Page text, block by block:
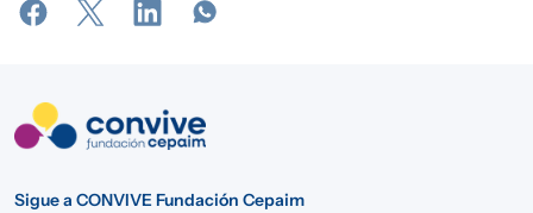
Sigue a CONVIVE Fundación Cepaim